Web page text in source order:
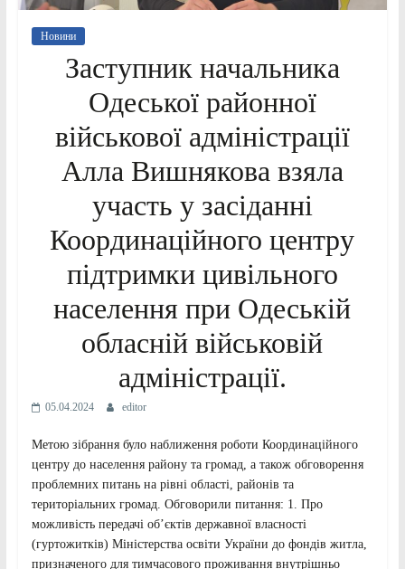
Новини
Заступник начальника
Одеської районної
військової адміністрації
Алла Вишнякова взяла
участь у засіданні
Координаційного центру
підтримки цивільного
населення при Одеській
обласній військовій
адміністрації.
05.04.2024 editor
Метою зібрання було наближення роботи Координаційного
центру до населення району та громад, а також обговорення
проблемних питань на рівні області, районів та
територіальних громад. Обговорили питання: 1. Про
можливість передачі об’єктів державної власності
(гуртожитків) Міністерства освіти України до фондів житла,
призначеного для тимчасового проживання внутрішньо